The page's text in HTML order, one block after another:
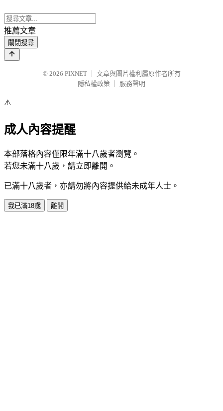
推薦文章
關閉搜尋
© 2026 PIXNET
文章與圖片權利屬原作者所有
隱私權政策
服務聲明
⚠️
成人內容提醒
本部落格內容僅限年滿十八歲者瀏覽。
若您未滿十八歲，請立即離開。
已滿十八歲者，亦請勿將內容提供給未成年人士。
我已滿18歲 離開